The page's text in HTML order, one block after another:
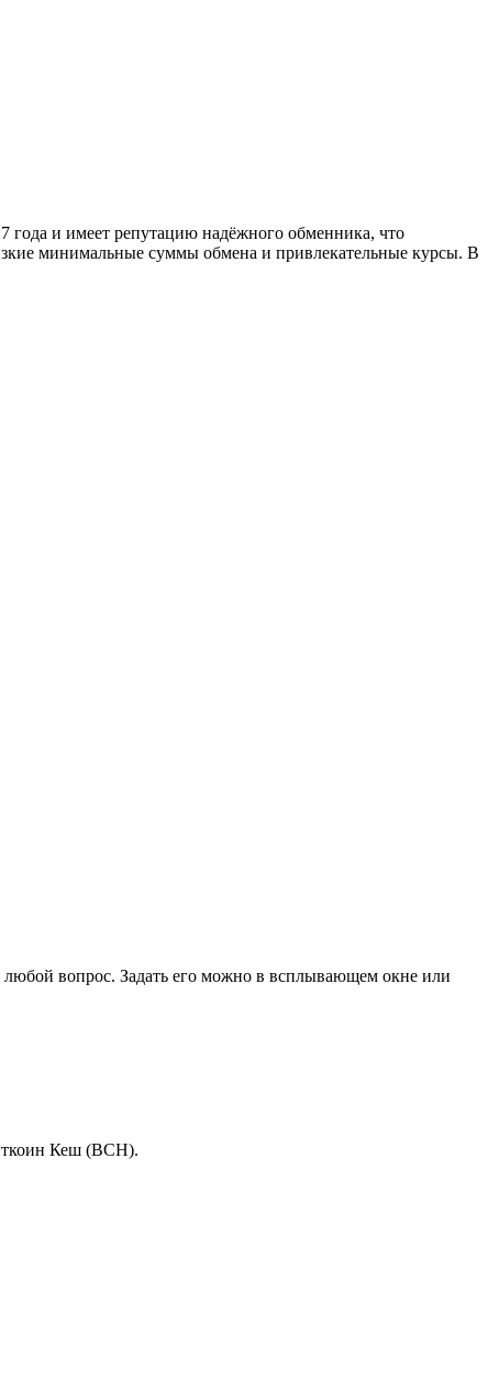
года и имеет репутацию надёжного обменника, что
минимальные суммы обмена и привлекательные курсы. В
любой вопрос. Задать его можно в всплывающем окне или
Кеш (BCH).